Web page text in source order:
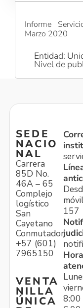
Informe
Marzo 2020
Entidad:
Nivel de
SEDE
NACIO
NAL
Carrera
85D No.
46A – 65
Complejo
logístico
San
Cayetano
Conmutador:
+57 (601)
7965150
VENTA
NILLA
ÚNICA
157
8:00